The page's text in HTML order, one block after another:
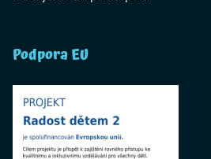
Podpora EU